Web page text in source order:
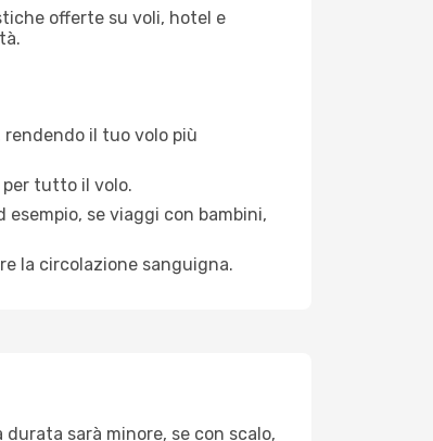
offerte su voli, hotel e
il tuo volo più
per tutto il volo.
esempio, se viaggi con bambini,
la circolazione sanguigna.
sarà minore, se con scalo,